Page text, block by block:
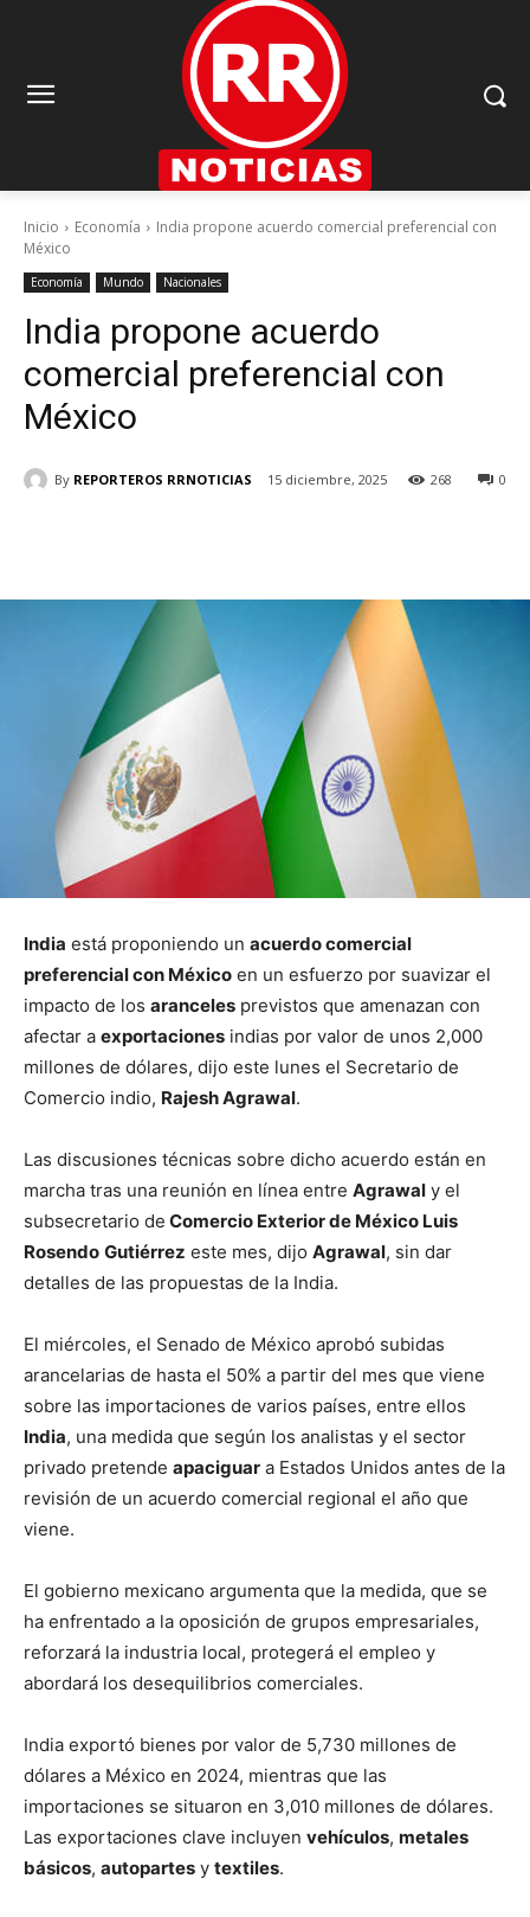
Inicio Economía
India propone acuerdo comercial preferencial con
México
Economía Mundo Nacionales
India propone acuerdo
comercial preferencial con
México
By REPORTEROS RRNOTICIAS 15 diciembre, 2025 0
268
India está proponiendo un acuerdo comercial
preferencial con México en un esfuerzo por suavizar el
impacto de los aranceles previstos que amenazan con
afectar a exportaciones indias por valor de unos 2,000
millones de dólares, dijo este lunes el Secretario de
Comercio indio, Rajesh Agrawal.
Las discusiones técnicas sobre dicho acuerdo están en
marcha tras una reunión en línea entre Agrawal y el
subsecretario de Comercio Exterior de México Luis
Rosendo Gutiérrez este mes, dijo Agrawal, sin dar
detalles de las propuestas de la India.
El miércoles, el Senado de México aprobó subidas
arancelarias de hasta el 50% a partir del mes que viene
sobre las importaciones de varios países, entre ellos
India, una medida que según los analistas y el sector
privado pretende apaciguar a Estados Unidos antes de la
revisión de un acuerdo comercial regional el año que
viene.
El gobierno mexicano argumenta que la medida, que se
ha enfrentado a la oposición de grupos empresariales,
reforzará la industria local, protegerá el empleo y
abordará los desequilibrios comerciales.
India exportó bienes por valor de 5,730 millones de
dólares a México en 2024, mientras que las
importaciones se situaron en 3,010 millones de dólares.
Las exportaciones clave incluyen vehículos, metales
básicos, autopartes y textiles.